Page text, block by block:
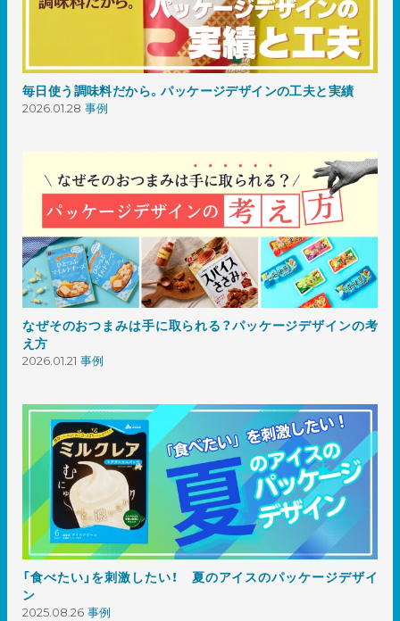
毎日使う調味料だから。パッケージデザインの工夫と実績
2026.01.28 事例
なぜそのおつまみは手に取られる？パッケージデザインの考
え方
2026.01.21 事例
「食べたい」を刺激したい！ 夏のアイスのパッケージデザイ
ン
2025.08.26 事例